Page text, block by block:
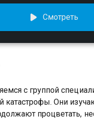
Смотреть
с группой
катастрофы. Они
процветать,